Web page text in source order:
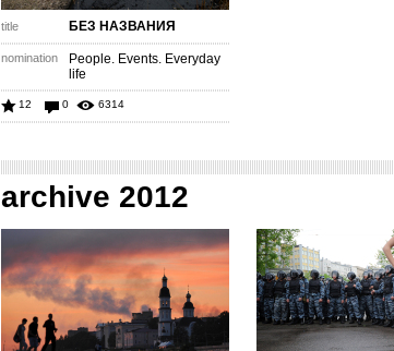
title БЕЗ НАЗВАНИЯ
nomination
People. Events. Everyday
life
12 0 6314
archive 2012